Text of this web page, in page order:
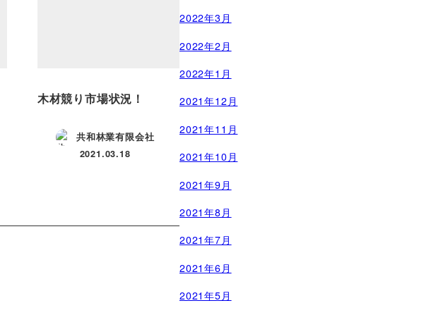
木材競り市場状況！
共和林業有限会社
投稿日
2021.03.18
2022年3月
2022年2月
2022年1月
2021年12月
2021年11月
2021年10月
2021年9月
2021年8月
2021年7月
2021年6月
2021年5月